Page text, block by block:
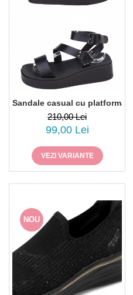
Sandale casual cu platforma
210,00 Lei
99,00 Lei
VEZI VARIANTE
NOU